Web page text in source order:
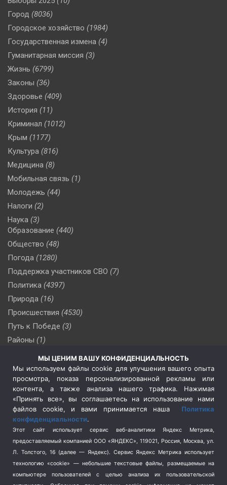
Город (8036)
Городское хозяйство (1984)
Государственная измена (4)
Гуманитарная миссия (3)
Жизнь (6799)
Законы (36)
Здоровье (409)
История (11)
Криминал (1012)
Крым (1177)
Культура (816)
Медицина (8)
Мобильная связь (1)
Молодежь (44)
Налоги (2)
Наука (3)
Образование (440)
Общество (48)
Погода (1280)
Поддержка участников СВО (7)
Политика (4397)
Природа (16)
Происшествия (4530)
Путь к Победе (3)
Районы (1)
Сельское хозяйство (3)
Социальная политика
(3)
Спецоперация в Украине
Спецоперация на Украине
(404)
Спорт (740)
Терроризм (1)
Транспорт (262)
Туризм (178)
МЫ ЦЕНИМ ВАШУ КОНФИДЕНЦИАЛЬНОСТЬ
Мы используем файлы cookie для улучшения вашего опыта
просмотра, показа персонализированной рекламы или
контента, а также анализа нашего трафика. Нажимая
«Принять все», вы соглашаетесь на использование нами
файлов cookie, и вами принимается наша Политика
конфиденциальности.
Этот сайт использует сервис веб-аналитики Яндекс Метрика,
предоставляемый компанией ООО «ЯНДЕКС», 119021, Россия, Москва, ул.
Л. Толстого, 16 (далее — Яндекс). Сервис Яндекс Метрика использует
технологию «cookie» — небольшие текстовые файлы, размещаемые на
компьютере пользователей с целью анализа их пользовательской